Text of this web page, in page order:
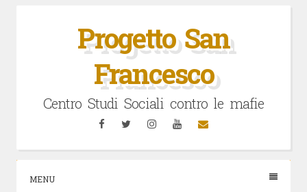
Progetto San
Francesco
Centro Studi Sociali contro le mafie
FacebookTwitterInstagramYouTubeEmail
MENU